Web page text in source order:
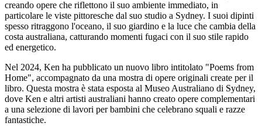
creando opere che riflettono il suo ambiente immediato, in
particolare le viste pittoresche dal suo studio a Sydney. I suoi dipinti
spesso ritraggono l'oceano, il suo giardino e la luce che cambia della
costa australiana, catturando momenti fugaci con il suo stile rapido
ed energetico.
Nel 2024, Ken ha pubblicato un nuovo libro intitolato "Poems from
Home", accompagnato da una mostra di opere originali create per il
libro. Questa mostra è stata esposta al Museo Australiano di Sydney,
dove Ken e altri artisti australiani hanno creato opere complementari
a una selezione di lavori per bambini che celebrano squali e razze
fantastiche.